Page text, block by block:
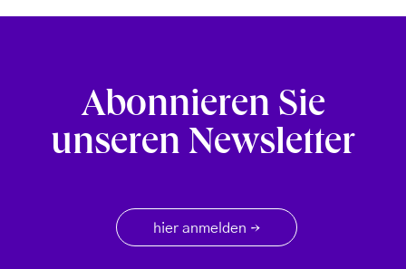
Abonnieren Sie
unseren Newsletter
hier anmelden →